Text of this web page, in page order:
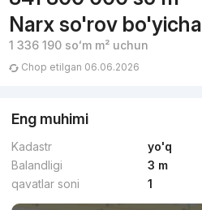
Narx so'rov bo'yicha
1 336 190 soʻmm² uchun
Chop etilgan 06.06.2026
Eng muhimi
Kadastr
yo'q
Balandligi
3 m
qavatlar soni
1